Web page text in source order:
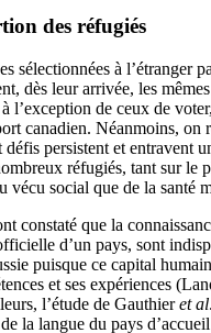
des réfugiés
sélectionnées à l’étranger
dès leur arrivée, les
l’exception de ceux de
canadien. Néanmoins, on
persistent et entravent
réfugiés, tant sur le
vécu social que de la santé
constaté que la
d’un pays, sont
puisque ce capital
et ses expériences
l’étude de Gauthieret al
la langue du pays